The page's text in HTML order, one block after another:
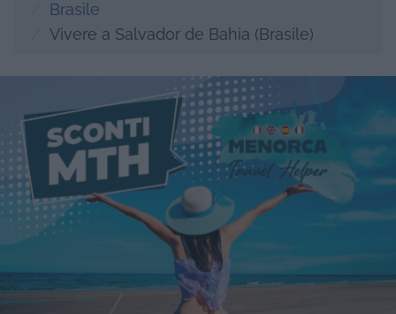
Brasile
Vivere a Salvador de Bahia (Brasile)